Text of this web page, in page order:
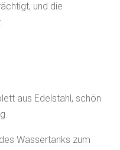
und die
aus Edelstahl, schön
Wassertanks zum